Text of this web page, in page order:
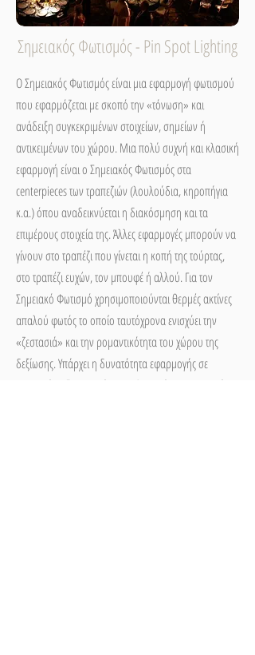
Σημειακός Φωτισμός - Pin Spot Lighting
Ο Σημειακός Φωτισμός είναι μια εφαρμογή φωτισμού
που εφαρμόζεται με σκοπό την «τόνωση» και
ανάδειξη συγκεκριμένων στοιχείων, σημείων ή
αντικειμένων του χώρου. Μια πολύ συχνή και κλασική
εφαρμογή είναι ο Σημειακός Φωτισμός στα
centerpieces των τραπεζιών (λουλούδια, κηροπήγια
κ.α.) όπου αναδεικνύεται η διακόσμηση και τα
επιμέρους στοιχεία της. Άλλες εφαρμογές μπορούν να
γίνουν στο τραπέζι που γίνεται η κοπή της τούρτας,
στο τραπέζι ευχών, τον μπουφέ ή αλλού. Για τον
Σημειακό Φωτισμό χρησιμοποιούνται θερμές ακτίνες
απαλού φωτός το οποίο ταυτόχρονα ενισχύει την
«ζεστασιά» και την ρομαντικότητα του χώρου της
δεξίωσης. Υπάρχει η δυνατότητα εφαρμογής σε
ανοιχτούς (εξωτερικούς) και κλειστούς (εσωτερικούς)